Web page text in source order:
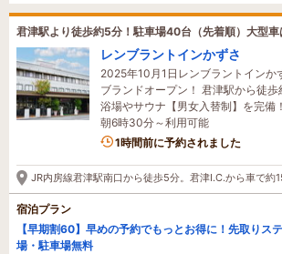
君津駅より徒歩約5分！駐車場40台（先着順）大型
レンブラントインかずさ
2025年10月1日レンブラントインか
ブランドオープン！ 君津駅から徒
浴場やサウナ【男女入替制】を完
朝6時30分～利用可能
2名がこの宿を見ています
1時間前に予約されました
JR内房線君津駅南口から徒歩5分。君津I.C.から車で約
宿泊プラン
【早期割60】早めの予約でもっとお得に！先取り
場・駐車場無料